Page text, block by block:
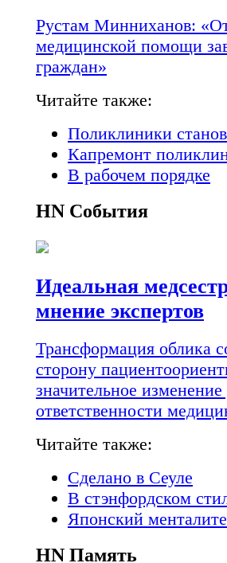
Рустам Минниханов:
медицинской помощи
граждан»
Читайте также:
Поликлиники
Капремонт
В рабочем порядке
HN События
Идеальная
мнение экспертов
Трансформация облика
сторону
значительное
ответственности
Читайте также:
Сделано в Сеуле
В стэнфордском
Японский
HN Память